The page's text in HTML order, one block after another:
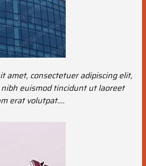
amet, consectetuer adipiscing elit,
euismod tincidunt ut laoreet
erat volutpat….